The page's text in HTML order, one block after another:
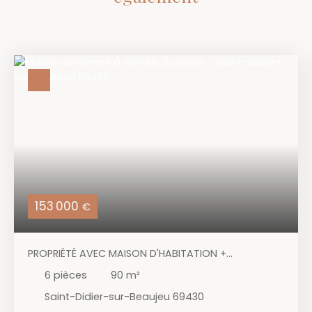
153 000 €
PROPRIÉTÉ AVEC MAISON D'HABITATION +
DÉPENDANCES ET VUE DÉGAGÉE
6 pièces 90 m²
Saint-Didier-sur-Beaujeu 69430